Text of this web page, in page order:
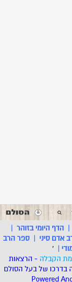
|הדף היומי בזוהר |
אדם סיני |ספר הרב
|
'
הקבלה - הרצאות
בדרכו של בעל הסולם
Powered